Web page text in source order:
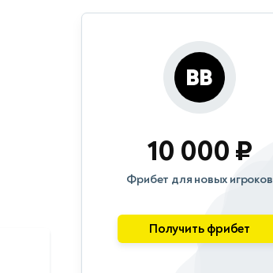
10 000 ₽
Фрибет для новых игроков
Получить фрибет